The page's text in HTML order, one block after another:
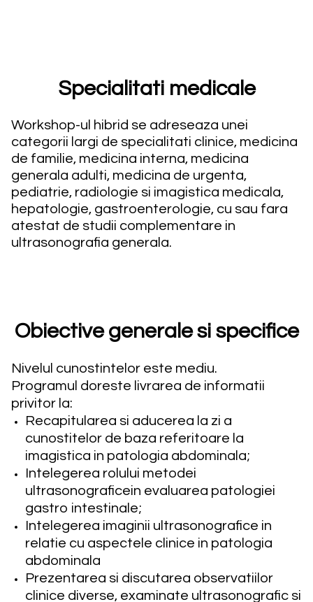
Specialitati medicale
Workshop-ul hibrid se adreseaza unei
categorii largi de specialitati clinice, medicina
de familie, medicina interna, medicina
generala adulti, medicina de urgenta,
pediatrie, radiologie si imagistica medicala,
hepatologie, gastroenterologie, cu sau fara
atestat de studii complementare in
ultrasonografia generala.
Obiective generale si specifice
Nivelul cunostintelor este mediu.
Programul doreste livrarea de informatii
privitor la:
Recapitularea si aducerea la zi a
cunostitelor de baza referitoare la
imagistica in patologia abdominala;
Intelegerea rolului metodei
ultrasonograficein evaluarea patologiei
gastro intestinale;
Intelegerea imaginii ultrasonografice in
relatie cu aspectele clinice in patologia
abdominala
Prezentarea si discutarea observatiilor
clinice diverse, examinate ultrasonografic si